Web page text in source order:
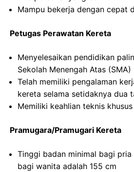
Mampu bekerja dengan cepat
Petugas Perawatan Kereta
Menyelesaikan pendidikan
Sekolah Menengah Atas (SMA)
Telah memiliki pengalaman
kereta selama setidaknya dua
Memiliki keahlian teknis khusus
Pramugara/Pramugari Kereta
Tinggi badan minimal bagi pria
bagi wanita adalah 155 cm